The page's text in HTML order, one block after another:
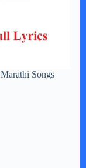
Songs